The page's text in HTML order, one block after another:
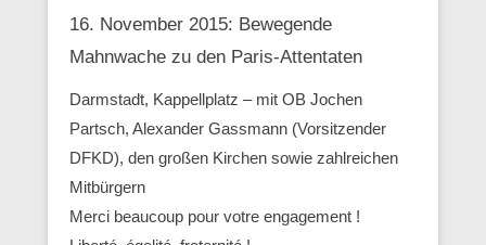
16. November 2015: Bewegende
Mahnwache zu den ‪Paris-Attentaten
Darmstadt, Kappellplatz – mit OB Jochen
Partsch, Alexander Gassmann (Vorsitzender
‪‎DFKD), den großen Kirchen sowie zahlreichen
Mitbürgern
Merci beaucoup pour votre engagement !